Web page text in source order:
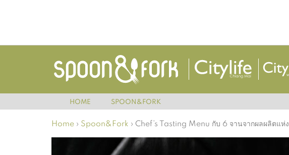
HOME SPOON&FORK
Home › Spoon&Fork › Chef’s Tasting Menu กับ 6 จานจากผลผลิตแ